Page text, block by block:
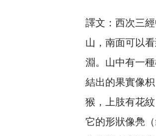
譯文：西次三
山，南面可以
淵。山中有一
結出的果實像
猴，上肢有花
它的形狀像鳧